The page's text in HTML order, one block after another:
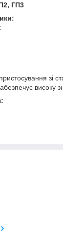
ГП3
зі
високу